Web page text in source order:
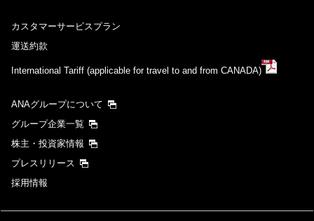
カスタマーサービスプラン
運送約款
International Tariff (applicable for travel to and from CANADA)
ANAグループについて
グループ企業一覧
株主・投資家情報
プレスリリース
採用情報